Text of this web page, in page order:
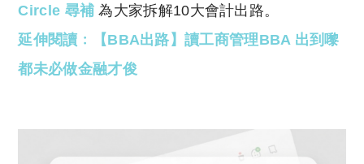
Circle 尋補 為大家拆解10大會計出路。
延伸閱讀﹕【BBA出路】讀工商管理BBA 出到嚟
都未必做金融才俊